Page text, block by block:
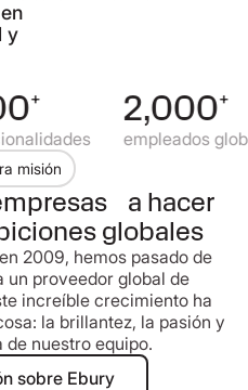
y
+ 2,000+
empleados
misión
a hacer
globales
2009, hemos pasado de
un proveedor global de
increíble crecimiento ha
la brillantez, la pasión y
nuestro equipo.
Más información sobre Ebury
sobre Ebury